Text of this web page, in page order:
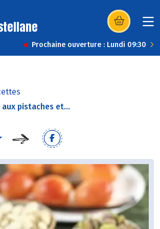
(s’ouvre dans
Prochaine ouverture : Lundi 09:30
pistaches et...